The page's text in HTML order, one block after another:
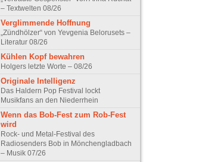
– Textwelten 08/26
Verglimmende Hoffnung
„Zündhölzer“ von Yevgenia Belorusets –
Literatur 08/26
Kühlen Kopf bewahren
Holgers letzte Worte – 08/26
Originale Intelligenz
Das Haldern Pop Festival lockt
Musikfans an den Niederrhein
Wenn das Bob-Fest zum Rob-Fest
wird
Rock- und Metal-Festival des
Radiosenders Bob in Mönchengladbach
– Musik 07/26